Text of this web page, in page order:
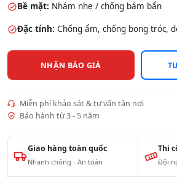
Bề mặt: Nhám nhẹ / chống bám bẩn
Đặc tính: Chống ẩm, chống bong tróc,
NHẬN BÁO GIÁ
Miễn phí khảo sát & tư vấn tận nơi
Bảo hành từ 3 - 5 năm
Giao hàng toàn quốc
Nhanh chóng - An toàn
Thi
Đội